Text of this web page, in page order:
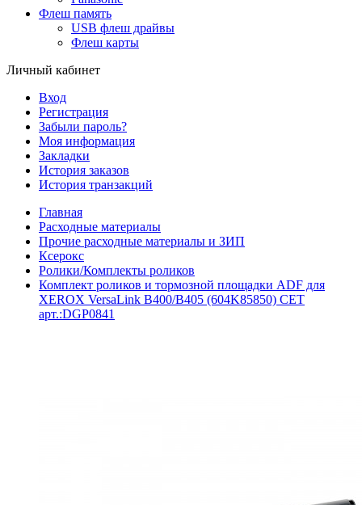
Флеш память
USB флеш драйвы
Флеш карты
Личный кабинет
Вход
Регистрация
Забыли пароль?
Моя информация
Закладки
История заказов
История транзакций
Главная
Расходные материалы
Прочие расходные материалы и ЗИП
Ксерокс
Ролики/Комплекты роликов
Комплект роликов и тормозной площадки ADF для
XEROX VersaLink B400/B405 (604K85850) CET
арт.:DGP0841